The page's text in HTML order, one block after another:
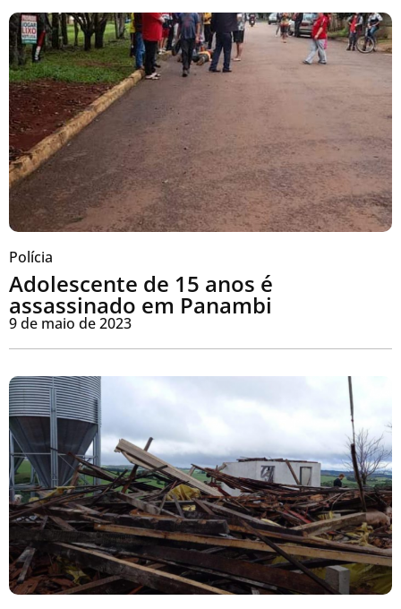
Polícia
Adolescente de 15 anos é
assassinado em Panambi
9 de maio de 2023